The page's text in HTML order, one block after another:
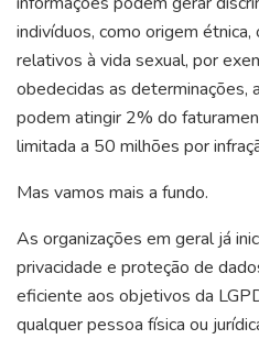
indivíduos, como origem
relativos à vida sexual, por
obedecidas as determinações,
podem atingir 2% do
limitada a 50 milhões por
Mas vamos mais a fundo.
As organizações em geral já
privacidade e proteção de
eficiente aos objetivos da
qualquer pessoa física ou